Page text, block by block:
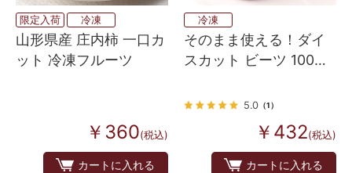
限定入荷 冷凍
山形県産 庄内柿 一口カ
ット 冷凍フルーツ
￥360(税込)
カートに入れる
冷凍
そのまま使える！ダイ
スカット ビーツ 100ｇ
5.0（1）
￥432(税込)
カートに入れる